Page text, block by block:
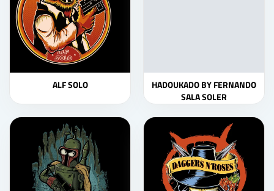
ALF SOLO
HADOUKADO BY FERNANDO
SALA SOLER